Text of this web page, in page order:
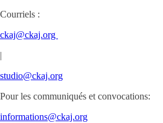
Courriels :
ckaj@ckaj.org
|
studio@ckaj.org
Pour les communiqués et convocations:
informations@ckaj.org